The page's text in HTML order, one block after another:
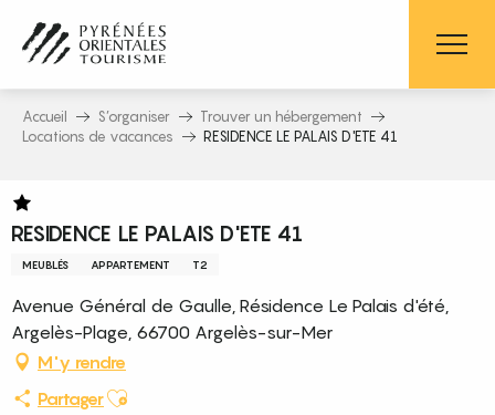
contenu
principal
Accueil S’organiser
Trouver un hébergement
Locations de vacances
RESIDENCE LE PALAIS D'ETE 41
RESIDENCE LE PALAIS D'ETE 41
MEUBLÉS APPARTEMENT T2
Avenue Général de Gaulle, Résidence Le Palais d'été,
Argelès-Plage, 66700 Argelès-sur-Mer
M'y rendre
PartagerAjouter aux favoris